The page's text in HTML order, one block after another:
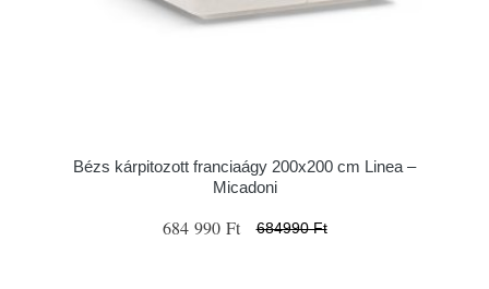
Bézs kárpitozott franciaágy 200x200 cm Linea –
Micadoni
684 990 Ft 684990 Ft